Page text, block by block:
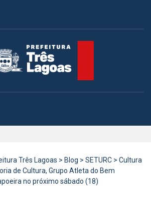
Três Lagoas > Blog > SETURC > Cultura
de Cultura, Grupo Atleta do Bem
no próximo sábado (18)